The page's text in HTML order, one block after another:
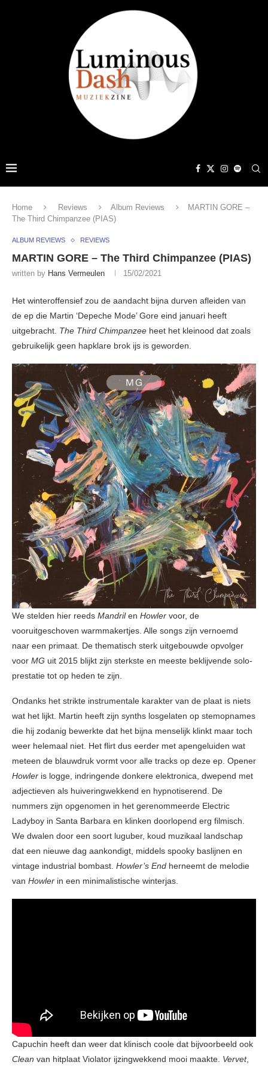
Home Reviews Album Reviews
MARTIN GORE –
The Third Chimpanzee (PIAS)
ALBUM REVIEWS REVIEWS
MARTIN GORE – The Third Chimpanzee (PIAS)
written by Hans Vermeulen 15/02/2021
Het winteroffensief zou de aandacht bijna durven afleiden van
de ep die Martin ‘Depeche Mode’ Gore eind januari heeft
uitgebracht. The Third Chimpanzee heet het kleinood dat zoals
gebruikelijk geen hapklare brok ijs is geworden.
We stelden hier reeds Mandrilen Howler voor, de
vooruitgeschoven warmmakertjes. Alle songs zijn vernoemd
naar een primaat. De thematisch sterk uitgebouwde opvolger
voor MG uit 2015 blijkt zijn sterkste en meeste beklijvende solo-
prestatie tot op heden te zijn.
Ondanks het strikte instrumentale karakter van de plaat is niets
wat het lijkt. Martin heeft zijn synths losgelaten op stemopnames
die hij zodanig bewerkte dat het bijna menselijk klinkt maar toch
weer helemaal niet. Het flirt dus eerder met apengeluiden wat
meteen de blauwdruk vormt voor alle tracks op deze ep. Opener
Howler is logge, indringende donkere elektronica, dwepend met
adjectieven als huiveringwekkend en hypnotiserend. De
nummers zijn opgenomen in het gerenommeerde Electric
Ladyboy in Santa Barbara en klinken doorlopend erg filmisch.
We dwalen door een soort luguber, koud muzikaal landschap
dat een nieuwe dag aankondigt, middels spooky baslijnen en
vintage industrial bombast. Howler’s End herneemt de melodie
van Howler in een minimalistische winterjas.
Capuchin heeft dan weer dat klinisch coole dat bijvoorbeeld ook
Clean van hitplaat Violator ijzingwekkend mooi maakte. Vervet,